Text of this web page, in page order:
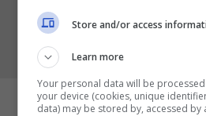
Store and/or access
Learn more
Your personal data will be
your device (cookies, unique
data) may be stored by, accessed by